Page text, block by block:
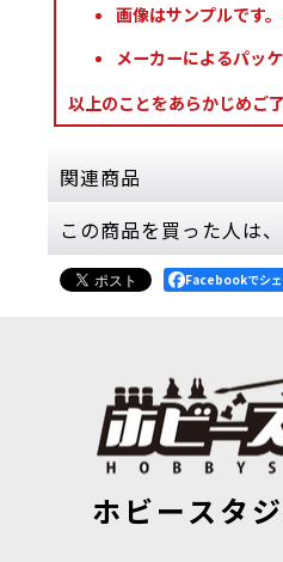
画像はサンプルです
メーカーによるパッ
以上のことをあらかじめご
関連商品
[コデックス]
8,800円(税込)
1点
[デスガード]
6,600円(税込)
1点
「ティファ
いている彼は
この商品を買った人は
10089]
(税込)
Facebookでシ
ホビースタ